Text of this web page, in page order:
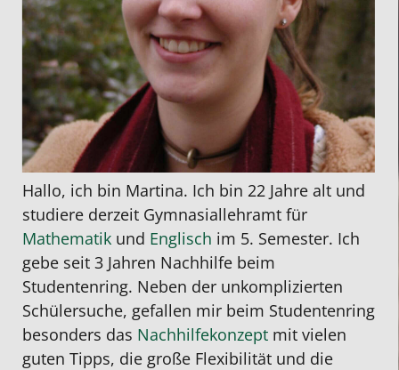
Hallo, ich bin Martina. Ich bin 22 Jahre alt und
studiere derzeit Gymnasiallehramt für
Mathematik und Englisch im 5. Semester. Ich
gebe seit 3 Jahren Nachhilfe beim
Studentenring. Neben der unkomplizierten
Schülersuche, gefallen mir beim Studentenring
besonders das Nachhilfekonzept mit vielen
guten Tipps, die große Flexibilität und die